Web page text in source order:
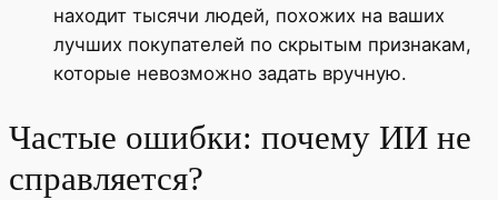
находит тысячи людей, похожих на ваших
лучших покупателей по скрытым признакам,
которые невозможно задать вручную.
Частые ошибки: почему ИИ не
справляется?